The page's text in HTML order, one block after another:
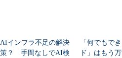
AIインフラ不足の解決
策？ 手間なしでAI検
「何でもで
ド」はもう